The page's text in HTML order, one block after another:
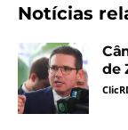
Notícias
de